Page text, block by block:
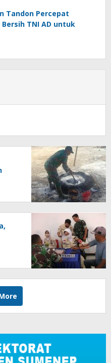
Tandon Percepat
TNI AD untuk